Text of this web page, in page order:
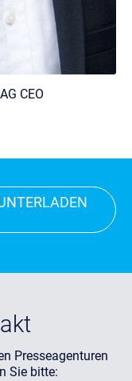
CEO
Presseagenturen
Sie bitte: